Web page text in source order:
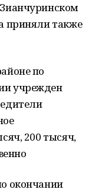
приняли также
по
учрежден
200 тысяч,
окончании